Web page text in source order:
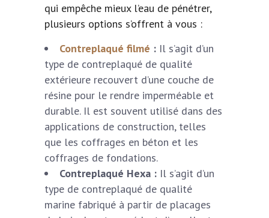
qui empêche mieux l’eau de pénétrer,
plusieurs options s’offrent à vous :
Contreplaqué filmé : Il s’agit d’un
type de contreplaqué de qualité
extérieure recouvert d’une couche de
résine pour le rendre imperméable et
durable. Il est souvent utilisé dans des
applications de construction, telles
que les coffrages en béton et les
coffrages de fondations.
Contreplaqué Hexa : Il s’agit d’un
type de contreplaqué de qualité
marine fabriqué à partir de placages